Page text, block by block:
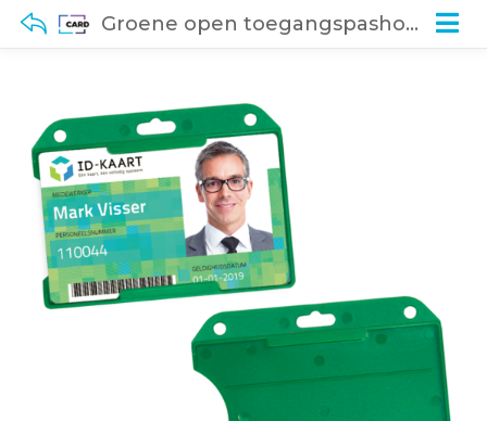
Groene open toegangspashouder (50 stuks)